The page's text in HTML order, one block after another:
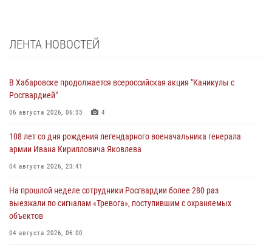
ЛЕНТА НОВОСТЕЙ
В Хабаровске продолжается всероссийская акция "Каникулы с
Росгвардией"
06 августа 2026, 06:33 4
108 лет со дня рождения легендарного военачальника генерала
армии Ивана Кирилловича Яковлева
04 августа 2026, 23:41
На прошлой неделе сотрудники Росгвардии более 280 раз
выезжали по сигналам «Тревога», поступившим с охраняемых
объектов
04 августа 2026, 06:00